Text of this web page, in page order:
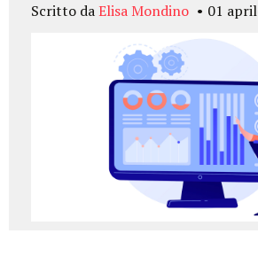
Scritto daElisa Mondino 01